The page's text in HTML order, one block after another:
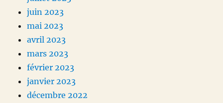
juin 2023
mai 2023
avril 2023
mars 2023
février 2023
janvier 2023
décembre 2022